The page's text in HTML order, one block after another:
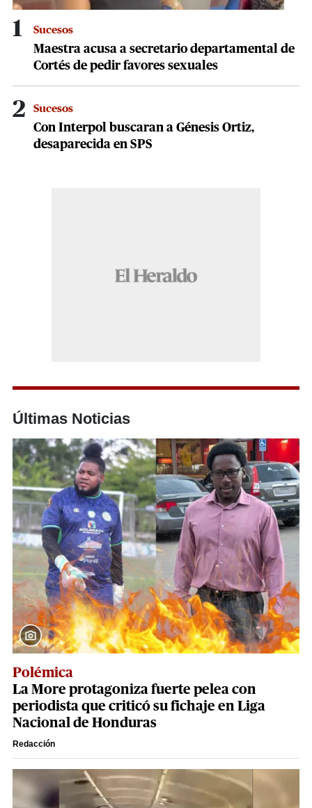
1 Sucesos
Maestra acusa a secretario departamental de
Cortés de pedir favores sexuales
2 Sucesos
Con Interpol buscaran a Génesis Ortiz,
desaparecida en SPS
Últimas Noticias
Polémica
La More protagoniza fuerte pelea con
periodista que criticó su fichaje en Liga
Nacional de Honduras
Redacción